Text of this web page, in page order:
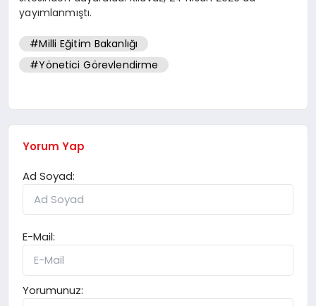
yayımlanmıştı.
#Milli Eğitim Bakanlığı
#Yönetici Görevlendirme
Yorum Yap
Ad Soyad:
E-Mail:
Yorumunuz: